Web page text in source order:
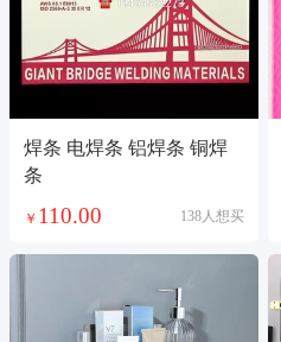
焊条 电焊条 铝焊条 铜焊
条
￥ 110.00 138人想买